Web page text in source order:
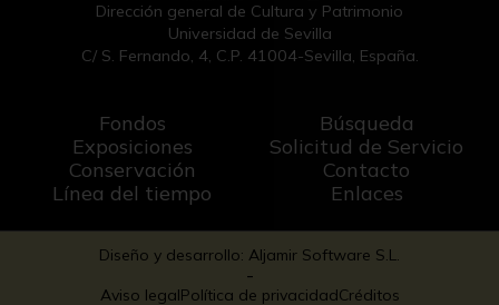
Dirección general de Cultura y Patrimonio
Universidad de Sevilla
C/ S. Fernando, 4, C.P. 41004-Sevilla, España.
Fondos
Exposiciones
Conservación
Línea del tiempo
Búsqueda
Solicitud de Servicio
Contacto
Enlaces
Diseño y desarrollo: Aljamir Software S.L.
-
Aviso legalPolítica de privacidadCréditos